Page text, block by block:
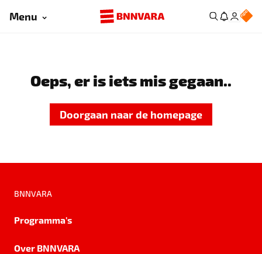
Menu
Oeps, er is iets mis gegaan..
Doorgaan naar de homepage
BNNVARA
Programma's
Over BNNVARA